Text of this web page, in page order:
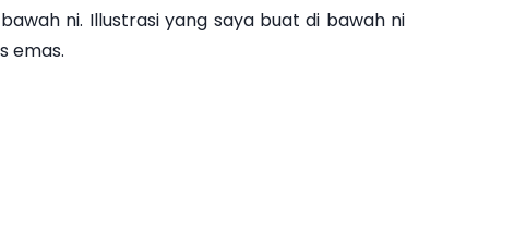
ni. Illustrasi yang saya buat di bawah ni
emas.